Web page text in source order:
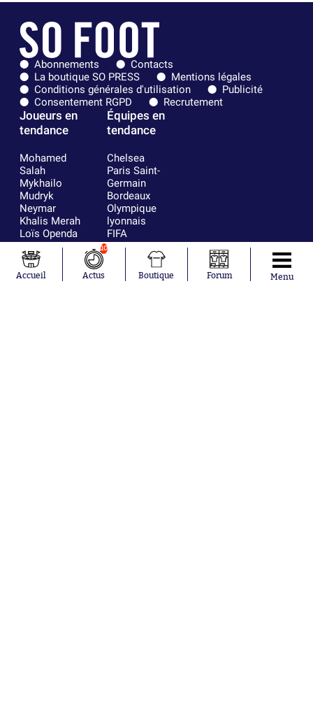
Abonnements
Contacts
La boutique SO PRESS
Mentions légales
Conditions générales d'utilisation
Publicité
Consentement RGPD
Recrutement
Joueurs en
tendance
Mohamed
Salah
Mykhailo
Mudryk
Neymar
Khalis Merah
Loïs Openda
Moussa
Niakhaté
Nicolás
Tagliafico
Équipes en
tendance
Chelsea
Paris Saint-
Germain
Bordeaux
Olympique
lyonnais
FIFA
Real Madrid
RC Strasbourg
AC Milan
France
Accueil
10
Actus Boutique Forum Menu